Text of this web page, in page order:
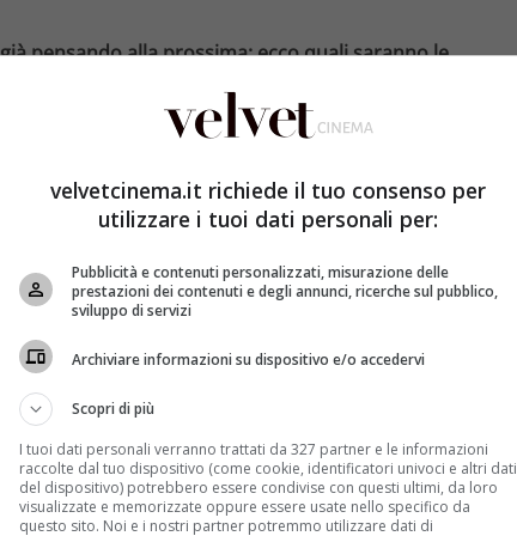
pensando alla prossima: ecco quali saranno le
sempre numerose sorprese,che i fan non
La stagione 2022/2023 – che è finita da poco – ha
dei contenuti e alla bravura degli attori che
produzione Rai.
ricco di novità: queste saranno infatti le fiction
2024 . Tanti gli interpreti che ne prenderanno parte,
saranno le fiction in programma:
con dei nuovi progetti, che faranno restare i
saranno tante e, tra queste, spiccheranno
Blanca, Don Matteo, Imma Tataranni, Un
velvetcinema.it richiede il tuo consenso per
utilizzare i tuoi dati personali per:
Pubblicità e contenuti personalizzati, misurazione delle
prestazioni dei contenuti e degli annunci, ricerche sul pubblico,
sviluppo di servizi
Archiviare informazioni su dispositivo e/o accedervi
Scopri di più
I tuoi dati personali verranno trattati da 327 partner e le informazioni
raccolte dal tuo dispositivo (come cookie, identificatori univoci e altri dati
del dispositivo) potrebbero essere condivise con questi ultimi, da loro
visualizzate e memorizzate oppure essere usate nello specifico da
questo sito. Noi e i nostri partner potremmo utilizzare dati di